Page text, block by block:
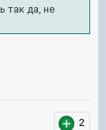
так да, не
2